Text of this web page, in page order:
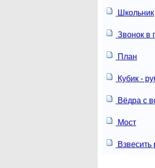
Школьник
Звонок в
План
Кубик -
Вёдра с
Мост
Взвесить